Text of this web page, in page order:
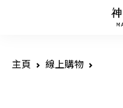
主頁 線上購物